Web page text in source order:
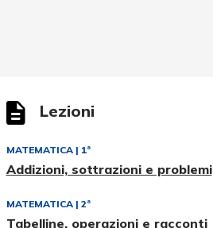
Lezioni
MATEMATICA| 1ª
Addizioni, sottrazioni e problemi
MATEMATICA| 2ª
Tabelline, operazioni e racconti